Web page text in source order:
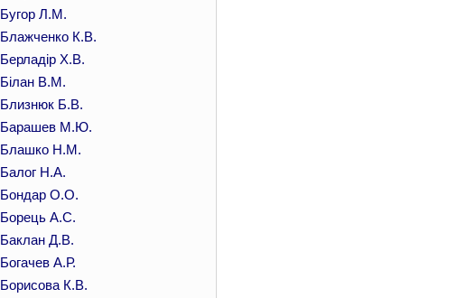
Бугор Л.М.
Блажченко К.В.
Берладір Х.В.
Білан В.М.
Близнюк Б.В.
Барашев М.Ю.
Блашко Н.М.
Балог Н.А.
Бондар О.О.
Борець А.С.
Баклан Д.В.
Богачев А.Р.
Борисова К.В.